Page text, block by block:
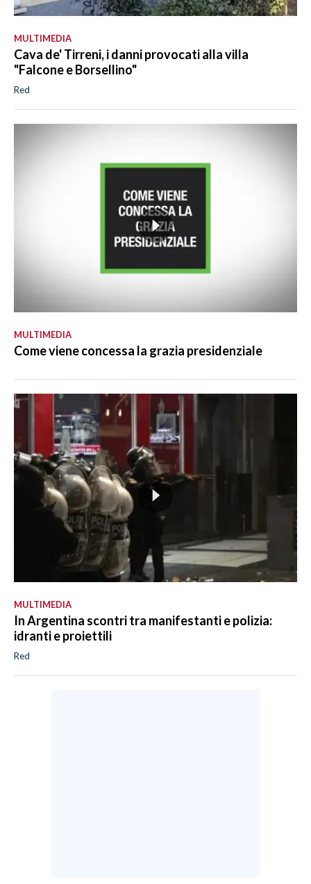
MULTIMEDIA
Cava de' Tirreni, i danni provocati alla villa
"Falcone e Borsellino"
Red
MULTIMEDIA
Come viene concessa la grazia presidenziale
MULTIMEDIA
In Argentina scontri tra manifestanti e polizia:
idranti e proiettili
Red